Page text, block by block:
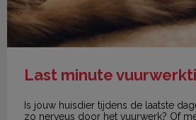
Last minute
Is jouw huisdier tijdens de laatste
zo nerveus door het vuurwerk? Of